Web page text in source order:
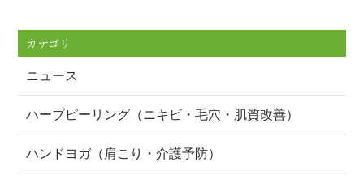
カテゴリ
ニュース
ハーブピーリング（ニキビ・毛穴・肌質改善）
ハンドヨガ（肩こり・介護予防）